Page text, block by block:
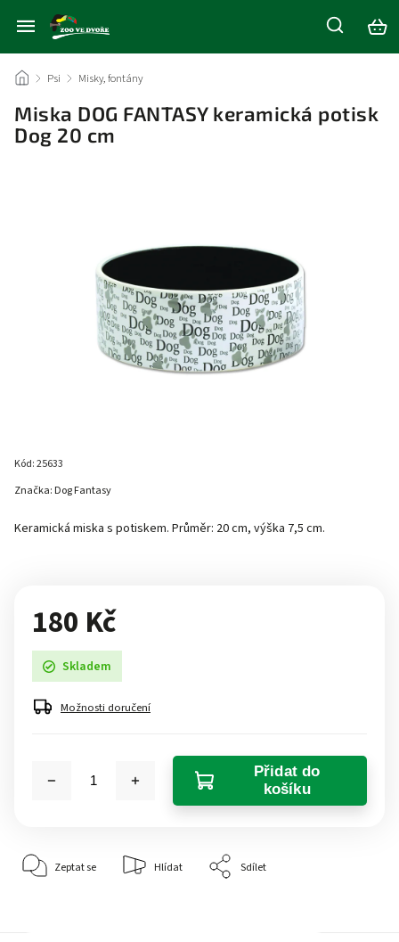
/ Psi / Misky, fontány
Miska DOG FANTASY keramická potisk
Dog 20 cm
Kód:25633
Keramická miska s potiskem. Průměr: 20 cm, výška 7,5 cm.
Značka: Dog Fantasy
180 Kč
Skladem
Možnosti doručení
Přidat do
košíku
Zeptat se Hlídat Sdílet